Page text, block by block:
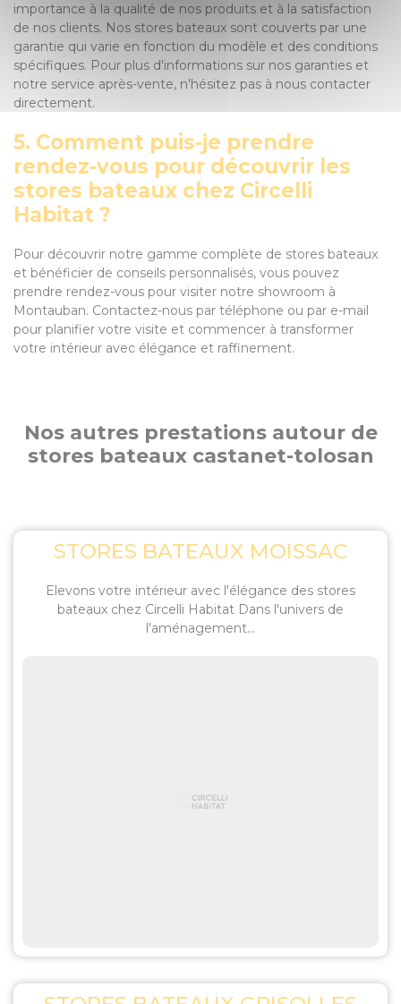
importance à la qualité de nos produits et à la satisfaction
de nos clients. Nos stores bateaux sont couverts par une
garantie qui varie en fonction du modèle et des conditions
spécifiques. Pour plus d'informations sur nos garanties et
notre service après-vente, n'hésitez pas à nous contacter
directement.
5. Comment puis-je prendre
rendez-vous pour découvrir les
stores bateaux chez Circelli
Habitat ?
Pour découvrir notre gamme complète de stores bateaux
et bénéficier de conseils personnalisés, vous pouvez
prendre rendez-vous pour visiter notre showroom à
Montauban. Contactez-nous par téléphone ou par e-mail
pour planifier votre visite et commencer à transformer
votre intérieur avec élégance et raffinement.
Nos autres prestations autour de
stores bateaux castanet-tolosan
STORES BATEAUX MOISSAC
Elevons votre intérieur avec l'élégance des stores
bateaux chez Circelli Habitat Dans l'univers de
l'aménagement...